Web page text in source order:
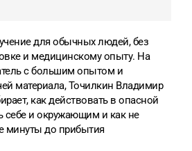
для обычных людей, без
и медицинскому опыту. На
с большим опытом и
материала, Точилкин Владимир
как действовать в опасной
себе и окружающим и как не
минуты до прибытия